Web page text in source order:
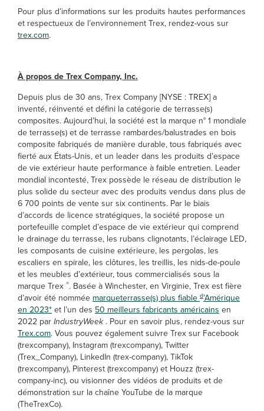
Pour plus d’informations sur les produits hautes performances
et respectueux de l’environnement Trex, rendez-vous sur
trex.com.
À propos de Trex Company, Inc.
Depuis plus de 30 ans, Trex Company [NYSE : TREX] a
inventé, réinventé et défini la catégorie de terrasse(s)
composites. Aujourd’hui, la société est la marque n° 1 mondiale
de terrasse(s) et de terrasse rambardes/balustrades en bois
composite fabriqués de manière durable, tous fabriqués avec
fierté aux États-Unis, et un leader dans les produits d’espace
de vie extérieur haute performance à faible entretien. Leader
mondial incontesté, Trex possède le réseau de distribution le
plus solide du secteur avec des produits vendus dans plus de
6 700 points de vente sur six continents. Par le biais
d’accords de licence stratégiques, la société propose un
portefeuille complet d’espace de vie extérieur qui comprend
le drainage du terrasse, les rubans clignotants, l’éclairage LED,
les composants de cuisine extérieure, les pergolas, les
escaliers en spirale, les clôtures, les treillis, les nids-de-poule
et les meubles d’extérieur, tous commercialisés sous la
marque Trex ®. Basée à Winchester, en Virginie, Trex est fière
d’avoir été nommée marqueterrasse(s) plus fiable d’Amérique
en 2023*et l’un des 50 meilleurs fabricants américains en
2022 parIndustryWeek. Pour en savoir plus, rendez-vous sur
Trex.com. Vous pouvez également suivre Trex sur Facebook
(trexcompany), Instagram (trexcompany), Twitter
(Trex_Company), LinkedIn (trex-company), TikTok
(trexcompany), Pinterest (trexcompany) et Houzz (trex-
company-inc), ou visionner des vidéos de produits et de
démonstration sur la chaîne YouTube de la marque
(TheTrexCo).